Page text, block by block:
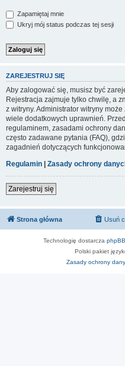
Zapamiętaj mnie
Ukryj mój status podczas tej sesji
ZAREJESTRUJ SIĘ
Aby zalogować się, musisz być
Rejestracja zajmuje tylko chwilę, a
z witryny. Administrator witryny
wiele dodatkowych uprawnień.
regulaminem, zasadami ochrony
często zadawane pytania (FAQ),
zagadnień dotyczących
Regulamin | Zasady ochrony
Zarejestruj się
Strona główna Usuń
Technologię dostarcza phpBB
Polski pakiet
Zasady ochrony